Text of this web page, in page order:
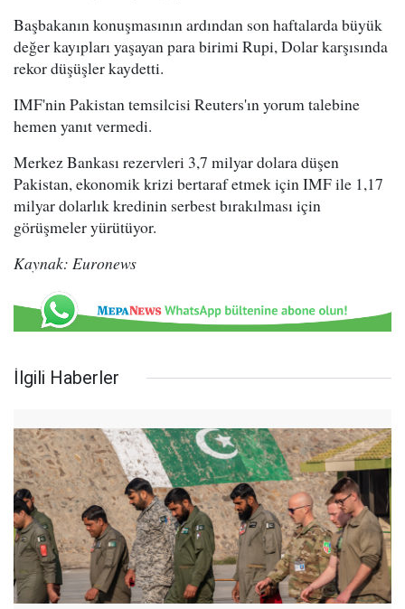
Başbakanın konuşmasının ardından son haftalarda büyük
değer kayıpları yaşayan para birimi Rupi, Dolar karşısında
rekor düşüşler kaydetti.
IMF'nin Pakistan temsilcisi Reuters'ın yorum talebine
hemen yanıt vermedi.
Merkez Bankası rezervleri 3,7 milyar dolara düşen
Pakistan, ekonomik krizi bertaraf etmek için IMF ile 1,17
milyar dolarlık kredinin serbest bırakılması için
görüşmeler yürütüyor.
Kaynak: Euronews
İlgili Haberler